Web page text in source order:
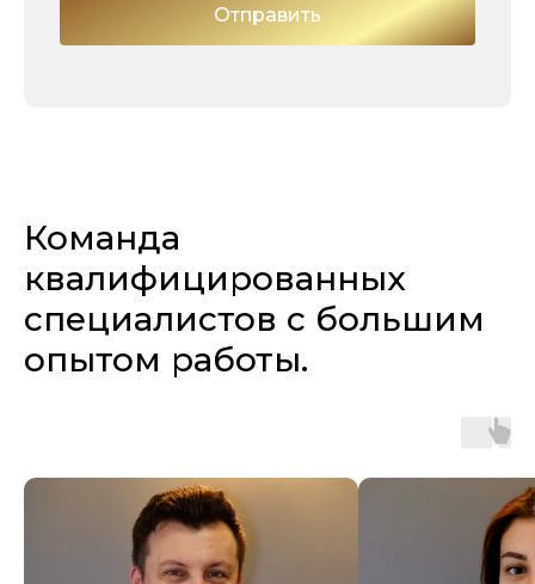
Отправить
Команда
квалифицированных
специалистов с большим
опытом работы.